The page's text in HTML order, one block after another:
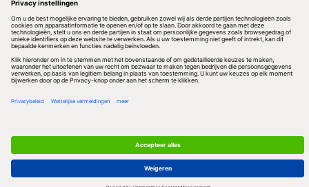
Volg ons
Redactionele partner
Algemene Voorwaarden & Copyrights